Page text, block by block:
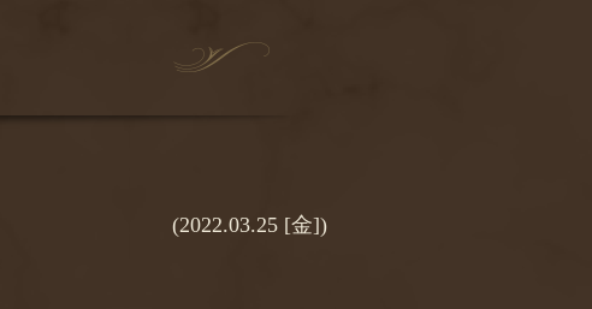
(2022.03.25 [金])